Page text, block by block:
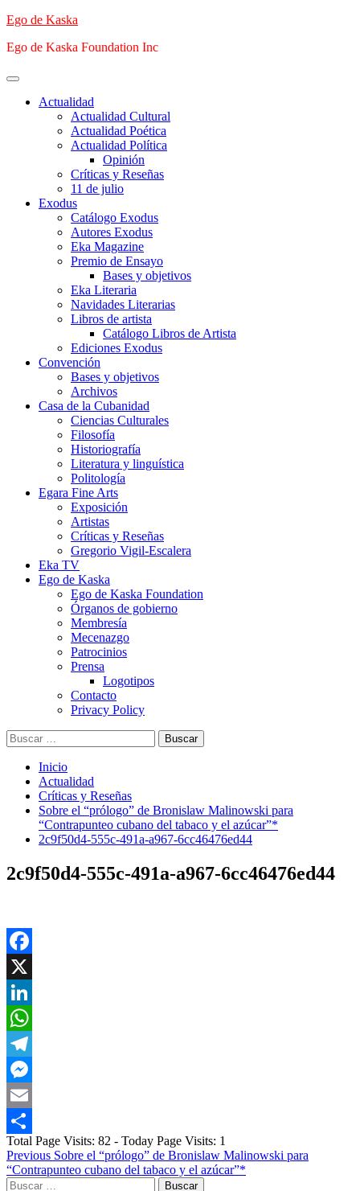
Saltar
contenido
Ego de Kaska
Ego de Kaska Foundation Inc
Menú
principalActualidad
Actualidad Cultural
Actualidad Poética
Actualidad Política
Opinión
Críticas y Reseñas
11 de julio
Exodus
Catálogo Exodus
Autores Exodus
Eka Magazine
Premio de Ensayo
Bases y objetivos
Eka Literaria
Navidades Literarias
Libros de artista
Catálogo Libros de Artista
Ediciones Exodus
Convención
Bases y objetivos
Archivos
Casa de la Cubanidad
Ciencias Culturales
Filosofía
Historiografía
Literatura y linguística
Politología
Egara Fine Arts
Exposición
Artistas
Críticas y Reseñas
Gregorio Vigil-Escalera
Eka TV
Ego de Kaska
Ego de Kaska Foundation
Órganos de gobierno
Membresía
Mecenazgo
Patrocinios
Prensa
Logotipos
Contacto
Privacy Policy
Buscar:
Inicio
Actualidad
Críticas y Reseñas
Sobre el “prólogo” de Bronislaw Malinowski para
“Contrapunteo cubano del tabaco y el azúcar”*
2c9f50d4-555c-491a-a967-6cc46476ed44
2c9f50d4-555c-491a-a967-6cc46476ed44
Facebook
X
LinkedIn
WhatsApp
Telegram
Messenger
Email
Compartir
Total Page Visits: 82 - Today Page Visits: 1
Post
navigation
Previous Sobre el “prólogo” de Bronislaw Malinowski para
“Contrapunteo cubano del tabaco y el azúcar”*
Buscar: